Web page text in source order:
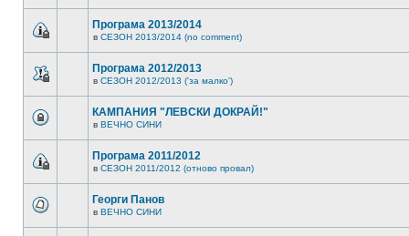
Програма 2013/2014
в СЕЗОН 2013/2014 (no comment)
Програма 2012/2013
в СЕЗОН 2012/2013 ('за малко')
КАМПАНИЯ "ЛЕВСКИ ДОКРАЙ!"
в ВЕЧНО СИНИ
Програма 2011/2012
в СЕЗОН 2011/2012 (отново провал)
Георги Панов
в ВЕЧНО СИНИ